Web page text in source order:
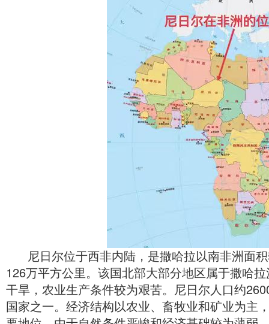
尼日尔位于西非内陆，是撒哈拉以南非洲面
126万平方公里。该国北部大部分地区属于撒哈
干旱，农业生产条件较为艰苦。尼日尔人口约
国家之一。经济结构以农业、畜牧业和矿业为主